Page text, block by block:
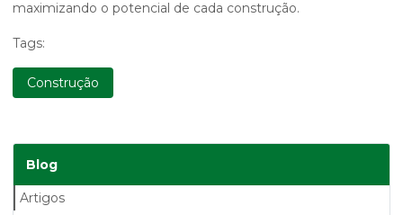
maximizando o potencial de cada construção.
Tags:
Construção
Blog
Artigos